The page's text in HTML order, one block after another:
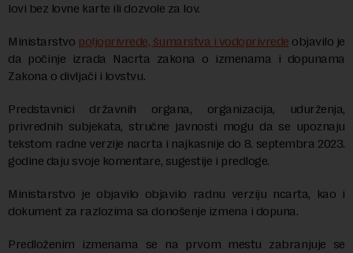
lovi bez lovne karte ili dozvole za lov.
Ministarstvo poljoprivrede, šumarstva i vodoprivrede objavilo je
da počinje izrada Nacrta zakona o izmenama i dopunama
Zakona o divljači i lovstvu.
Predstavnici državnih organa, organizacija, udurženja,
privrednih subjekata, stručne javnosti mogu da se upoznaju
tekstom radne verzije nacrta i najkasnije do 8. septembra 2023.
godine daju svoje komentare, sugestije i predloge.
Ministarstvo je objavilo objavilo radnu verziju ncarta, kao i
dokument za razlozima sa donošenje izmena i dopuna.
Predloženim izmenama se na prvom mestu zabranjuje se